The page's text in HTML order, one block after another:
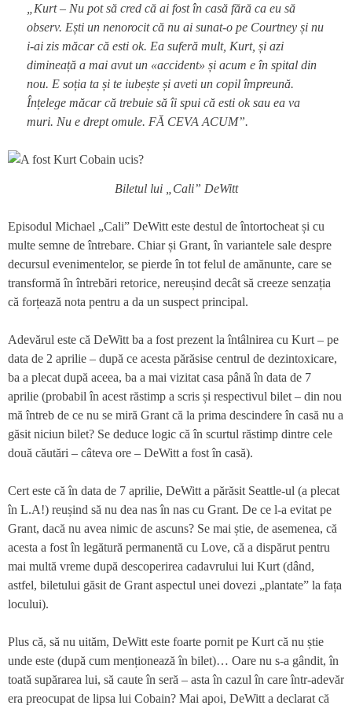
„Kurt – Nu pot să cred că ai fost în casă fără ca eu să
observ. Ești un nenorocit că nu ai sunat-o pe Courtney și nu
i-ai zis măcar că esti ok. Ea suferă mult, Kurt, și azi
dimineață a mai avut un «accident» și acum e în spital din
nou. E soția ta și te iubește și aveti un copil împreună.
Înțelege măcar că trebuie să îi spui că esti ok sau ea va
muri. Nu e drept omule. FĂ CEVA ACUM”.
Biletul lui „Cali” DeWitt
Episodul Michael „Cali” DeWitt este destul de întortocheat și cu
multe semne de întrebare. Chiar și Grant, în variantele sale despre
decursul evenimentelor, se pierde în tot felul de amănunte, care se
transformă în întrebări retorice, nereușind decât să creeze senzația
că forțează nota pentru a da un suspect principal.
Adevărul este că DeWitt ba a fost prezent la întâlnirea cu Kurt – pe
data de 2 aprilie – după ce acesta părăsise centrul de dezintoxicare,
ba a plecat după aceea, ba a mai vizitat casa până în data de 7
aprilie (probabil în acest răstimp a scris și respectivul bilet – din nou
mă întreb de ce nu se miră Grant că la prima descindere în casă nu a
găsit niciun bilet? Se deduce logic că în scurtul răstimp dintre cele
două căutări – câteva ore – DeWitt a fost în casă).
Cert este că în data de 7 aprilie, DeWitt a părăsit Seattle-ul (a plecat
în L.A!) reușind să nu dea nas în nas cu Grant. De ce l-a evitat pe
Grant, dacă nu avea nimic de ascuns? Se mai știe, de asemenea, că
acesta a fost în legătură permanentă cu Love, că a dispărut pentru
mai multă vreme după descoperirea cadavrului lui Kurt (dând,
astfel, biletului găsit de Grant aspectul unei dovezi „plantate” la fața
locului).
Plus că, să nu uităm, DeWitt este foarte pornit pe Kurt că nu știe
unde este (după cum menționează în bilet)… Oare nu s-a gândit, în
toată supărarea lui, să caute în seră – asta în cazul în care într-adevăr
era preocupat de lipsa lui Cobain? Mai apoi, DeWitt a declarat că